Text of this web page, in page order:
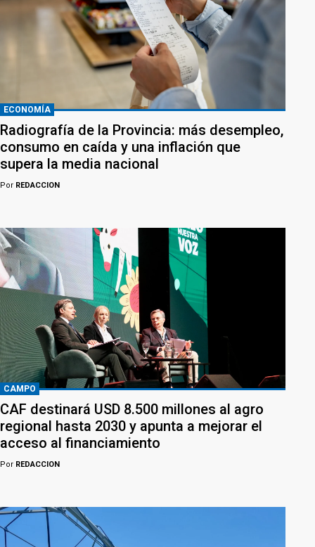
ECONOMÍA
Radiografía de la Provincia: más desempleo,
consumo en caída y una inflación que
supera la media nacional
Por REDACCION
CAMPO
CAF destinará USD 8.500 millones al agro
regional hasta 2030 y apunta a mejorar el
acceso al financiamiento
Por REDACCION